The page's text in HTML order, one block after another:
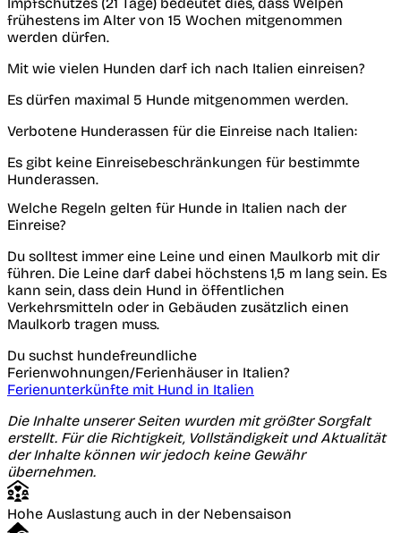
frühestens im Alter von 15 Wochen mitgenommen
werden dürfen.
Mit wie vielen Hunden darf ich nach Italien einreisen?
Es dürfen maximal 5 Hunde mitgenommen werden.
Verbotene Hunderassen für die Einreise nach Italien:
Es gibt keine Einreisebeschränkungen für bestimmte
Hunderassen.
Welche Regeln gelten für Hunde in Italien nach der
Einreise?
Du solltest immer eine Leine und einen Maulkorb mit dir
führen. Die Leine darf dabei höchstens 1,5 m lang sein. Es
kann sein, dass dein Hund in öffentlichen
Verkehrsmitteln oder in Gebäuden zusätzlich einen
Maulkorb tragen muss.
Du suchst hundefreundliche
Ferienwohnungen/Ferienhäuser in Italien?
Ferienunterkünfte mit Hund in Italien
Die Inhalte unserer Seiten wurden mit größter Sorgfalt
erstellt. Für die Richtigkeit, Vollständigkeit und Aktualität
der Inhalte können wir jedoch keine Gewähr
übernehmen.
Hohe Auslastung auch in der Nebensaison